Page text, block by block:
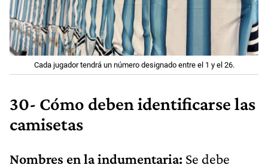
Cada jugador tendrá un número designado entre el 1 y el 26.
30- Cómo deben identificarse las
camisetas
Nombres en la indumentaria: Se debe